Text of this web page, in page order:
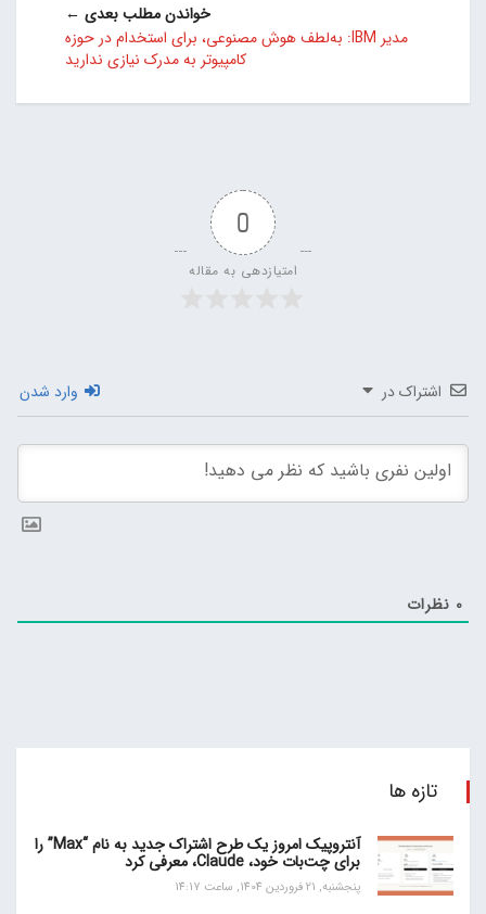
خواندن مطلب بعدی ←
مدیر IBM: به‌لطف هوش مصنوعی، برای استخدام در حوزه
کامپیوتر به مدرک نیازی ندارید
0
امتیازدهی به مقاله
اشتراک در وارد شدن
0 نظرات
تازه ها
آنتروپیک امروز یک طرح اشتراک جدید به نام “Max” را
برای چت‌بات خود، Claude، معرفی کرد
پنجشنبه, 21 فروردین 1404, ساعت 14:17